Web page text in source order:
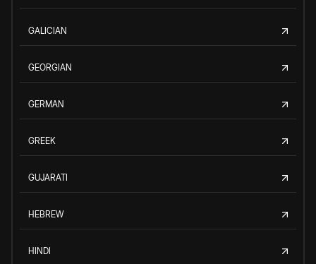
GALICIAN
GEORGIAN
GERMAN
GREEK
GUJARATI
HEBREW
HINDI